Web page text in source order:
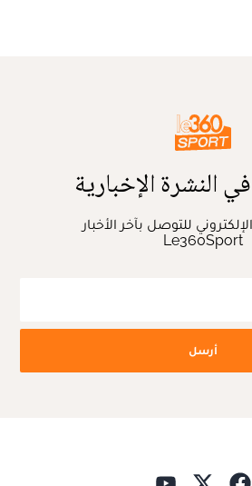
النشرة الإخبارية
للتوصل بآخر الأخبار
Le360Sport
أرسل